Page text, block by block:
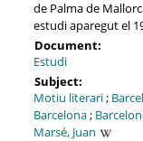
de Palma de
estudi aparegut el
Document:
Estudi
Subject:
Motiu literari;
Barcelona;
Marsé, Juan